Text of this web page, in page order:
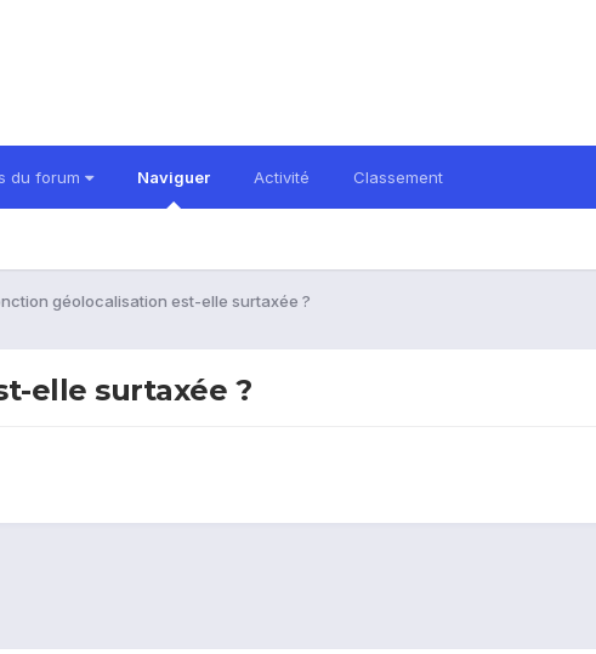
du forum Naviguer Activité Classement
géolocalisation est-elle surtaxée ?
elle surtaxée ?